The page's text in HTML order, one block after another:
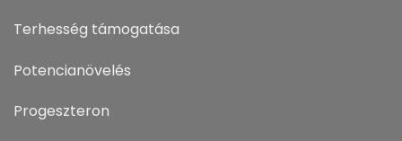
Terhesség támogatása
Potencianövelés
Progeszteron